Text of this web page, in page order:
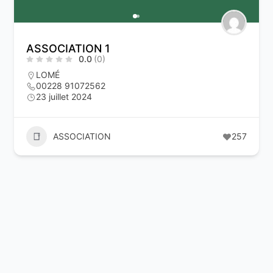
ASSOCIATION 1
0.0 (0)
LOMÉ
00228 91072562
23 juillet 2024
ASSOCIATION 257